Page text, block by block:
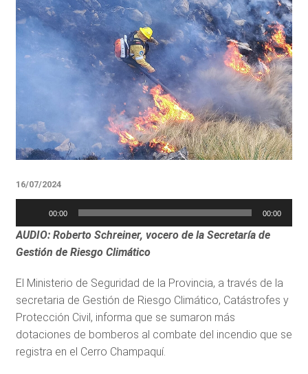
16/07/2024
de
audio
00:00 00:00
AUDIO: Roberto Schreiner, vocero de la Secretaría de
Gestión de Riesgo Climático
El Ministerio de Seguridad de la Provincia, a través de la
secretaria de Gestión de Riesgo Climático, Catástrofes y
Protección Civil, informa que se sumaron más
dotaciones de bomberos al combate del incendio que se
registra en el Cerro Champaquí.